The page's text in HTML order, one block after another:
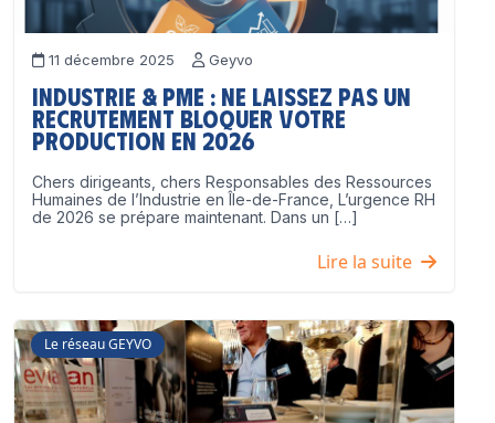
11 décembre 2025 Geyvo
Industrie & PME : ne laissez pas un
recrutement bloquer votre
production en 2026
Chers dirigeants, chers Responsables des Ressources
Humaines de l’Industrie en Île-de-France, L’urgence RH
de 2026 se prépare maintenant. Dans un […]
Lire la suite
Le réseau GEYVO